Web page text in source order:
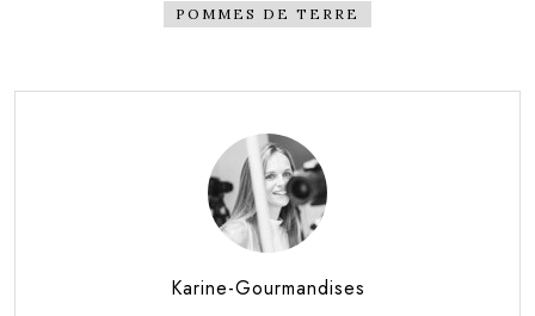
POMMES DE TERRE
Karine-Gourmandises